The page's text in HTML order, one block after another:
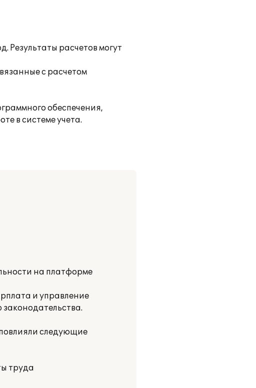
расчетов могут
с расчетом
обеспечения,
в системе учета.
на платформе
и управление
следующие
труда